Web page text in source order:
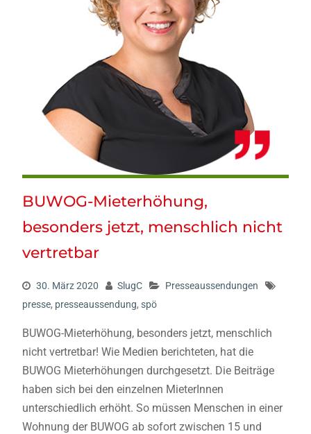
BUWOG-Mieterhöhung,
besonders jetzt, menschlich nicht
vertretbar
30. März 2020 SlugC
Presseaussendungen
presse, presseaussendung, spö
BUWOG-Mieterhöhung, besonders jetzt, menschlich
nicht vertretbar! Wie Medien berichteten, hat die
BUWOG Mieterhöhungen durchgesetzt. Die Beiträge
haben sich bei den einzelnen MieterInnen
unterschiedlich erhöht. So müssen Menschen in einer
Wohnung der BUWOG ab sofort zwischen 15 und